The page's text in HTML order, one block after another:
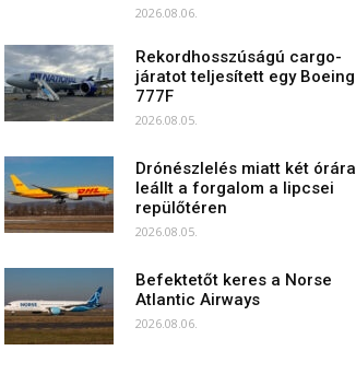
2026.08.06.
Rekordhosszúságú cargo-
járatot teljesített egy Boeing
777F
2026.08.05.
Drónészlelés miatt két órára
leállt a forgalom a lipcsei
repülőtéren
2026.08.05.
Befektetőt keres a Norse
Atlantic Airways
2026.08.06.